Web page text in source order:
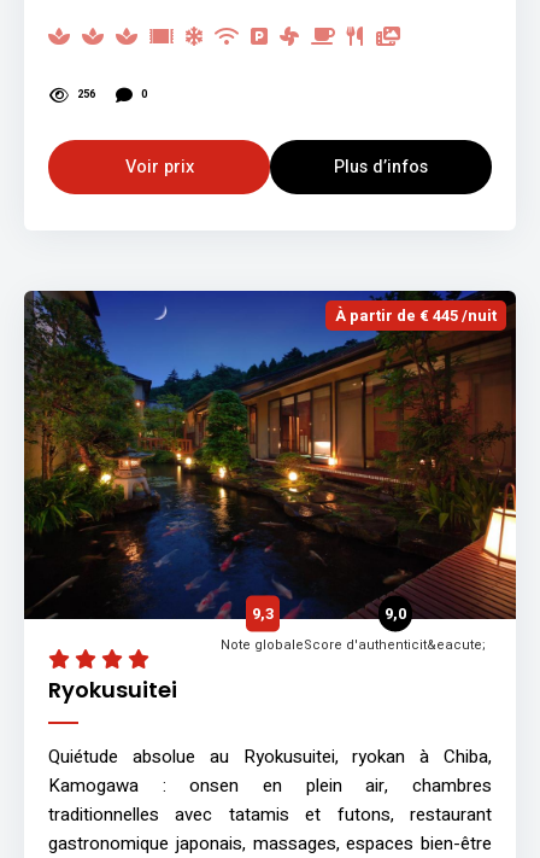
256 0
Voir prix Plus d’infos
À partir de € 445 /nuit
Ryokusuitei
9,3
Note globale
9,0
Score d'authenticit&eacute;
Quiétude absolue au Ryokusuitei, ryokan à Chiba,
Kamogawa : onsen en plein air, chambres
traditionnelles avec tatamis et futons, restaurant
gastronomique japonais, massages, espaces bien-être